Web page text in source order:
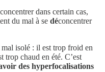
dans certain cas,
du mal à se déconcentrer
mal isolé : il est trop froid en
trop chaud en été. C’est
des hyperfocalisations